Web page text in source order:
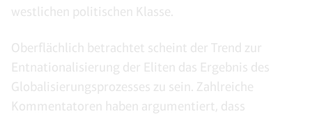
westlichen politischen Klasse.
Oberflächlich betrachtet scheint der Trend zur
Entnationalisierung der Eliten das Ergebnis des
Globalisierungsprozesses zu sein. Zahlreiche
Kommentatoren haben argumentiert, dass